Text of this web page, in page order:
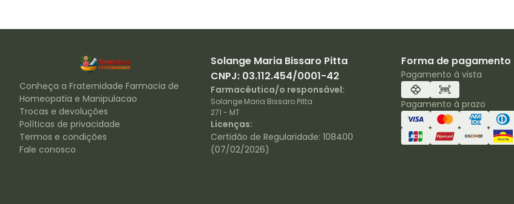
Conheça a Fraternidade Farmacia de
Homeopatia e Manipulacao
Trocas e devoluções
Políticas de privacidade
Termos e condições
Fale conosco
Solange Maria Bissaro Pitta
CNPJ: 03.112.454/0001-42
Farmacêutica/o responsável:
Solange Maria Bissaro Pitta
271 - MT
Licenças:
Certidão de Regularidade: 108400
(07/02/2026)
Forma de pagamento
Pagamento à vista
Pagamento à prazo